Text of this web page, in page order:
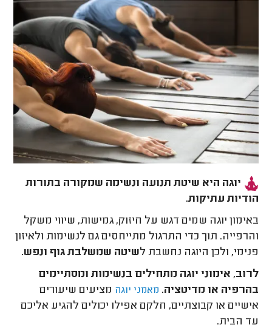
יוגה היא שיטת תנועה ונשימה שמקורה בתורות
הודיות עתיקות.
באימון יוגה שמים דגש על חיזוק, גמישות, שיווי משקל
והרפייה. תוך כדי התרגול מתייחסים גם לנשימות ולאיזון
פנימי, ולכן היוגה נחשבת לשיטה שמשלבת גוף ונפש.
לרוב, אימוני יוגה מתחילים בנשימות ומסתיימים
בהרפיה או מדיטציה. מאמני יוגה מציעים שיעורים
אישיים או קבוצתיים, חלקם אפילו יכולים להגיע אליכם
עד הבית.